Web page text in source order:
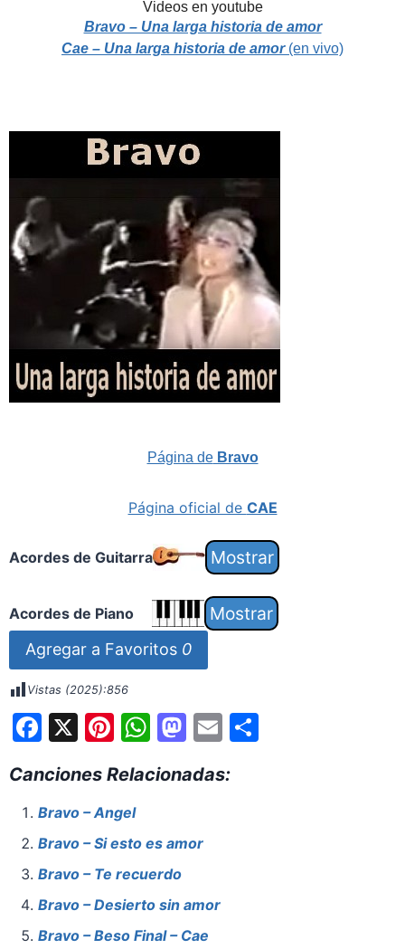
Videos en youtube
Bravo – Una larga historia de amor
Cae – Una larga historia de amor (en vivo)
Página deBravo
Página oficial de CAE
Acordes de Guitarra
Acordes de Piano
Agregar a Favoritos 0
Vistas (2025):856
F
c
e
b
o
o
k
X Pi
er
e
st
W
at
A
p
p
M
st
d
n
E
ai
S
Canciones Relacionadas:
Bravo – Angel
Bravo – Si esto es amor
Bravo – Te recuerdo
Bravo – Desierto sin amor
Bravo – Beso Final – Cae